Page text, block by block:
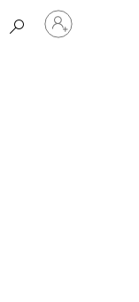
Увійдіть
свій